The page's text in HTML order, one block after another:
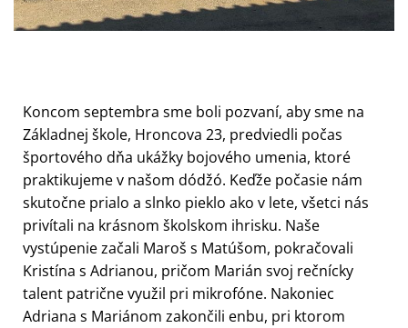
Koncom septembra sme boli pozvaní, aby sme na
Základnej škole, Hroncova 23, predviedli počas
športového dňa ukážky bojového umenia, ktoré
praktikujeme v našom dódžó. Keďže počasie nám
skutočne prialo a slnko pieklo ako v lete, všetci nás
privítali na krásnom školskom ihrisku. Naše
vystúpenie začali Maroš s Matúšom, pokračovali
Kristína s Adrianou, pričom Marián svoj rečnícky
talent patrične využil pri mikrofóne. Nakoniec
Adriana s Mariánom zakončili enbu, pri ktorom